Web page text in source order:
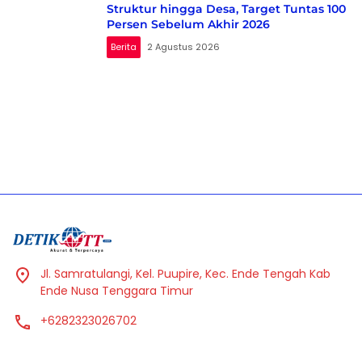
Struktur hingga Desa, Target Tuntas 100
Persen Sebelum Akhir 2026
Berita 2 Agustus 2026
Jl. Samratulangi, Kel. Puupire, Kec. Ende Tengah Kab
Ende Nusa Tenggara Timur
+6282323026702